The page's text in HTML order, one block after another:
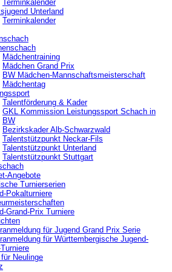
Terminkalender
Unterland
Terminkalender
Mädchentraining
Mädchen Grand Prix
BW Mädchen-Mannschaftsmeisterschaft
Mädchentag
Talentförderung & Kader
GKL Kommission Leistungssport Schach in
BW
Bezirkskader Alb-Schwarzwald
Talentstützpunkt Neckar-Fils
Talentstützpunkt Unterland
Talentstützpunkt Stuttgart
Angebote
Turnierserien
Pokalturniere
Grand-Prix Turniere
für Jugend Grand Prix Serie
für Württembergische Jugend-
Neulinge